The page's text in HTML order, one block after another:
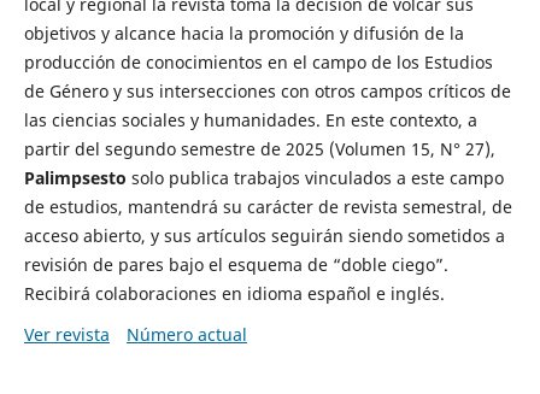
objetivos y alcance hacia la promoción y difusión de la
producción de conocimientos en el campo de los Estudios
de Género y sus intersecciones con otros campos críticos de
las ciencias sociales y humanidades. En este contexto, a
partir del segundo semestre de 2025 (Volumen 15, N° 27),
Palimpsesto solo publica trabajos vinculados a este campo
de estudios, mantendrá su carácter de revista semestral, de
acceso abierto, y sus artículos seguirán siendo sometidos a
revisión de pares bajo el esquema de “doble ciego”.
Recibirá colaboraciones en idioma español e inglés.
Ver revista
Número actual